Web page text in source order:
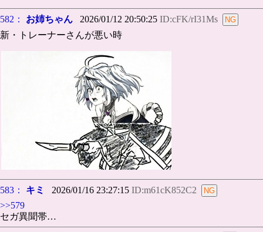
582： お姉ちゃん 2026/01/12 20:50:25 ID:cFK/rI31Ms
新・トレーナーさんが悪い時
583： キミ 2026/01/16 23:27:15 ID:m61cK852C2
>>579
セガ異聞帯…